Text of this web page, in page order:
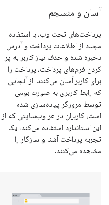
آسان و منسجم
پرداخت‌های تحت وب، با استفاده
مجدد از اطلاعات پرداخت و آدرس
ذخیره شده و حذف نیاز کاربر به پر
کردن فرم‌های پرداخت، پرداخت را
برای کاربر آسان می‌کنند. از آنجایی
که رابط کاربری به صورت بومی
توسط مرورگر پیاده‌سازی شده
است، کاربران در هر وب‌سایتی که از
این استاندارد استفاده می‌کند، یک
تجربه پرداخت آشنا و سازگار را
مشاهده می‌کنند.